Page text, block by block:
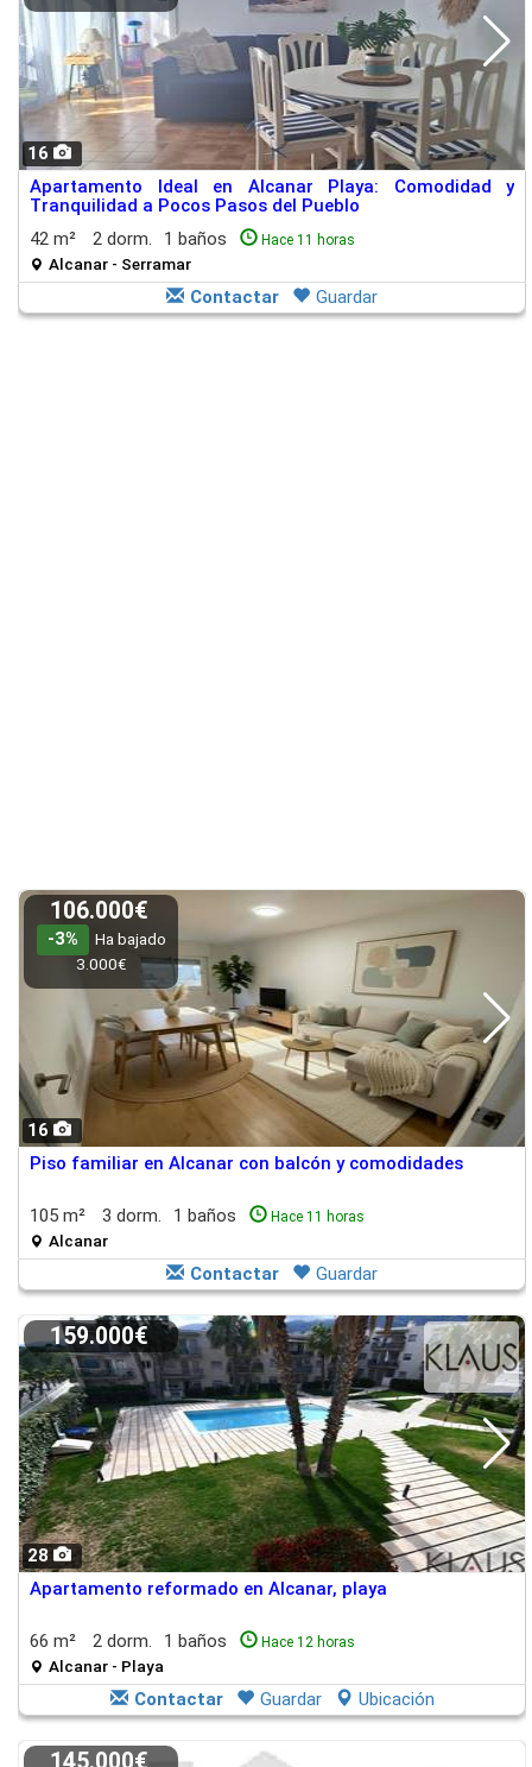
16
Apartamento Ideal en Alcanar Playa: Comodidad y
Tranquilidad a Pocos Pasos del Pueblo
42 m²
2 dorm. 1 baños Hace 11 horas
Alcanar - Serramar
Contactar Guardar
16
106.000€
-3%
Ha bajado
3.000€
Piso familiar en Alcanar con balcón y comodidades
105 m² 3 dorm. 1 baños Hace 11 horas
Alcanar
Contactar Guardar
28
159.000€
Apartamento reformado en Alcanar, playa
66 m² 2 dorm. 1 baños Hace 12 horas
Alcanar - Playa
Contactar Guardar Ubicación